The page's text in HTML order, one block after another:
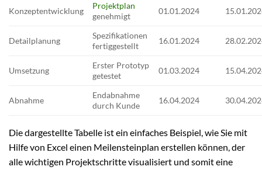
Konzeptentwicklung
Projektplan
genehmigt
01.01.2024
Detailplanung
Spezifikationen
fertiggestellt
16.01.2024
Umsetzung
Erster Prototyp
getestet
01.03.2024
Abnahme
Endabnahme
durch Kunde
16.04.2024
Die dargestellte Tabelle ist ein einfaches Beispiel, wie Sie mit
Hilfe von Excel einen Meilensteinplan erstellen können, der
alle wichtigen Projektschritte visualisiert und somit eine